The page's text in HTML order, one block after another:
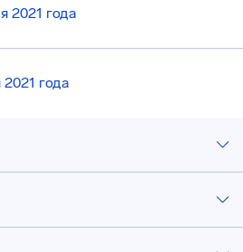
2021 года
года